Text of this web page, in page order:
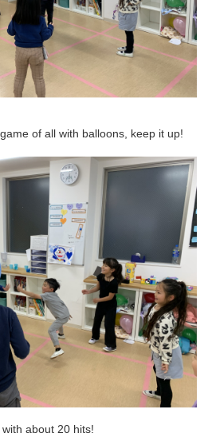
of all with balloons, keep it up!
about 20 hits!